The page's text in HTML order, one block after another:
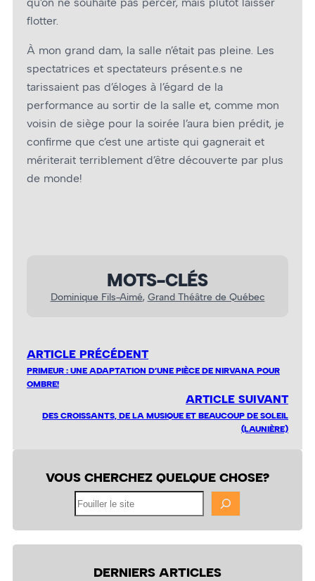
flotter.
À mon grand dam, la salle n’était pas pleine. Les
spectatrices et spectateurs présent.e.s ne
tarissaient pas d’éloges à l’égard de la
performance au sortir de la salle et, comme mon
voisin de siège pour la soirée l’aura bien prédit, je
confirme que c’est une artiste qui gagnerait et
mériterait terriblement d’être découverte par plus
de monde!
MOTS-CLÉS
Dominique Fils-Aimé, Grand Théâtre de Québec
ARTICLE PRÉCÉDENT
PRIMEUR : UNE ADAPTATION D’UNE PIÈCE DE NIRVANA POUR
OMBRE!
ARTICLE SUIVANT
DES CROISSANTS, DE LA MUSIQUE ET BEAUCOUP DE SOLEIL
(LAUNIÈRE)
VOUS CHERCHEZ QUELQUE CHOSE?
DERNIERS ARTICLES